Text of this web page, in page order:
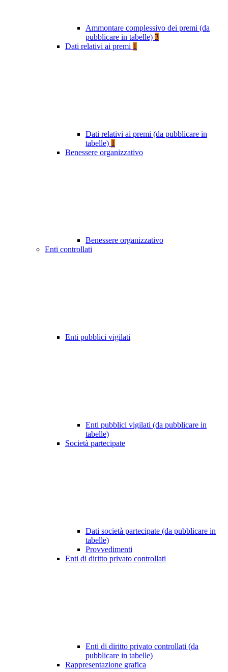
Ammontare complessivo dei premi (da
pubblicare in tabelle) 3
Dati relativi ai premi 1
Dati relativi ai premi (da pubblicare in
tabelle) 1
Benessere organizzativo
Benessere organizzativo
Enti controllati
Enti pubblici vigilati
Enti pubblici vigilati (da pubblicare in
tabelle)
Società partecipate
Dati società partecipate (da pubblicare in
tabelle)
Provvedimenti
Enti di diritto privato controllati
Enti di diritto privato controllati (da
pubblicare in tabelle)
Rappresentazione grafica